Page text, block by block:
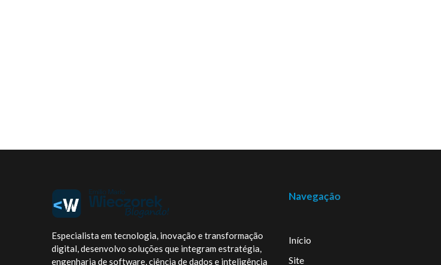
Especialista em tecnologia, inovação e transformação
digital, desenvolvo soluções que integram estratégia,
engenharia de software, ciência de dados e inteligência
Navegação
Início
Site